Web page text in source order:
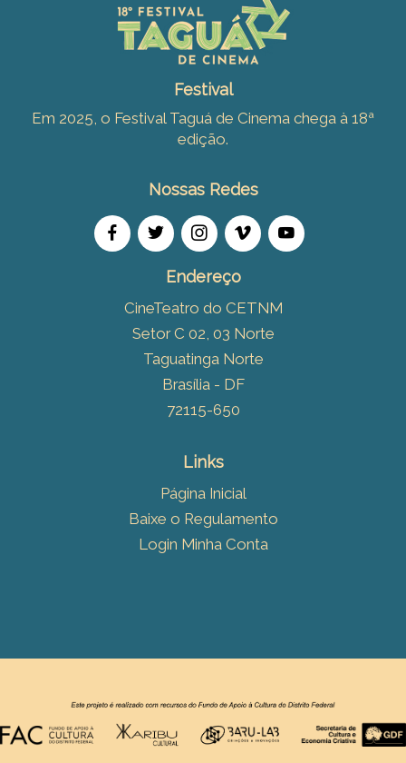
Festival
Em 2025, o Festival Taguá de Cinema chega à 18ª
edição.
Nossas Redes
Endereço
CineTeatro do CETNM
Setor C 02, 03 Norte
Taguatinga Norte
Brasília - DF
72115-650
Links
Página Inicial
Baixe o Regulamento
Login Minha Conta